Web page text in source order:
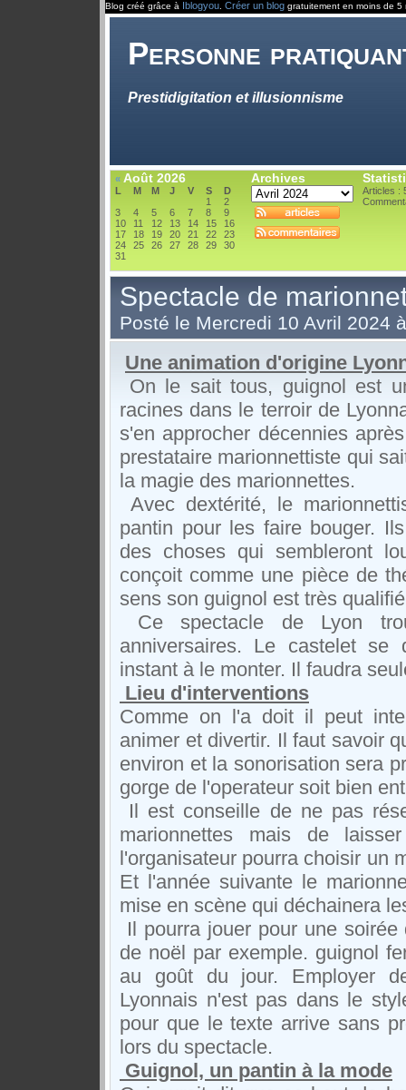
Blog créé grâce à Iblogyou Créer un blog gratuitement en moins de 5
Personne
Prestidigitation et illusionnisme
« Août 2026
L M M J V S
D
1
2
3
4 5 6 7 8
9
10
11 12 13 14 15
16
17
18 19 20 21 22
23
24
25 26 27 28 29
30
31
Archives
Articles :
Spectacle de
Posté le Mercredi 10 Avril 2024
Une animation d'origine
On le sait tous, guignol est
racines dans le terroir de
s'en approcher décennies
prestataire marionnettiste qui
la magie des marionnettes.
Avec dextérité, le
pantin pour les faire bouger.
des choses qui sembleront
conçoit comme une pièce de
sens son guignol est très
Ce spectacle de Lyon
anniversaires. Le castelet se
instant à le monter. Il faudra
Lieu d'interventions
Comme on l'a doit il peut
animer et divertir. Il faut savoir
environ et la sonorisation sera
gorge de l'operateur soit bien
Il est conseille de ne pas
marionnettes mais de
l'organisateur pourra choisir un
Et l'année suivante le
mise en scène qui déchainera
Il pourra jouer pour une
de noël par exemple. guignol
au goût du jour. Employer
Lyonnais n'est pas dans le
pour que le texte arrive sans
lors du spectacle.
Guignol, un pantin à la mode